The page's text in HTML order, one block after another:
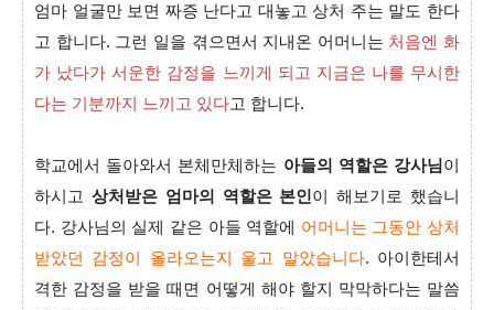
엄마 얼굴만 보면 짜증 난다고 대놓고 상처 주는 말도 한다
고 합니다. 그런 일을 겪으면서 지내온 어머니는 처음엔 화
가 났다가 서운한 감정을 느끼게 되고 지금은 나를 무시한
다는 기분까지 느끼고 있다고 합니다.
학교에서 돌아와서 본체만체하는 아들의 역할은 강사님이
하시고 상처받은 엄마의 역할은 본인이 해보기로 했습니
다. 강사님의 실제 같은 아들 역할에 어머니는 그동안 상처
받았던 감정이 올라오는지 울고 말았습니다. 아이한테서
격한 감정을 받을 때면 어떻게 해야 할지 막막하다는 말씀